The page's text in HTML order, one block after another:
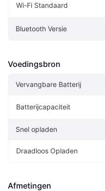
Wi-Fi Standaard
Bluetooth Versie
Voedingsbron
Vervangbare Batterij
Batterijcapaciteit
Snel opladen
Draadloos Opladen
Afmetingen